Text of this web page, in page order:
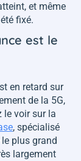
et même
fixé.
est le
en retard sur
de la 5G,
le voir sur la
, spécialisé
plus grand
largement